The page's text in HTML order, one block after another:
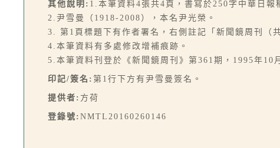
其他說明: 1.本筆資料4張共4頁，書寫於250字中華日報
2.尹雪曼（1918-2008），本名尹光榮。
3. 第1頁標題下有作者署名，右側註記「新聞鏡周刊（
4.本筆資料有多處修改增補痕跡。
5.本筆資料刊登於《新聞鏡周刊》第361期，1995年10
印記/簽名: 第1行下方有尹雪曼簽名。
提供者: 方荷
登錄號: NMTL20160260146